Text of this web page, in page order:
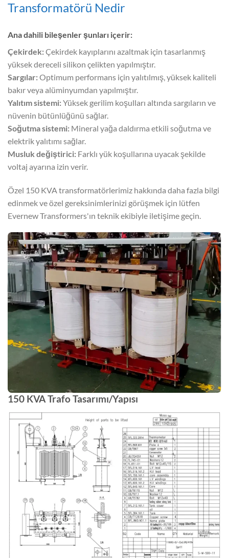
Transformatörü Nedir
Ana dahili bileşenler şunları içerir:
Çekirdek:Çekirdek kayıplarını azaltmak için tasarlanmış
yüksek dereceli silikon çelikten yapılmıştır.
Sargılar:Optimum performans için yalıtılmış, yüksek kaliteli
bakır veya alüminyumdan yapılmıştır.
Yalıtım sistemi:Yüksek gerilim koşulları altında sargıların ve
nüvenin bütünlüğünü sağlar.
Soğutma sistemi: Mineral yağa daldırma etkili soğutma ve
elektrik yalıtımı sağlar.
Musluk değiştirici: Farklı yük koşullarına uyacak şekilde
voltaj ayarına izin verir.
Özel 150 KVA transformatörlerimiz hakkında daha fazla bilgi
edinmek ve özel gereksinimlerinizi görüşmek için lütfen
Evernew Transformers'ın teknik ekibiyle iletişime geçin.
150 KVA Trafo Tasarımı/Yapısı